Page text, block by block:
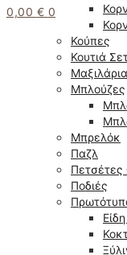
0,00 € 0
Κούπες
Κουτιά
Μαξιλάρια
Μπλούζες
Μπρελόκ
Παζλ
Ποδιές